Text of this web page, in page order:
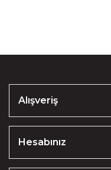
Alışveriş
Hesabınız